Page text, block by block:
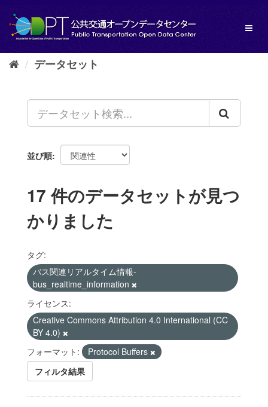
し
データセット
並び順
17 件のデータセットが見つ
かりました
タグ:
バス関連リアルタイム情報-
bus_realtime_information
ライセンス:
Creative Commons Attribution 4.0 International (CC
BY 4.0)
フォーマット:
Protocol Buffers
フィルタ結果